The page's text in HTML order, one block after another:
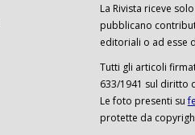
La Rivista riceve
pubblicano
editoriali o ad esse
Tutti gli articoli
633/1941 sul diritto
Le foto presenti su
protette da